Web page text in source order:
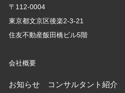
〒112-0004
東京都文京区後楽2-3-21
住友不動産飯田橋ビル5階
会社概要
お知らせ コンサルタント紹介